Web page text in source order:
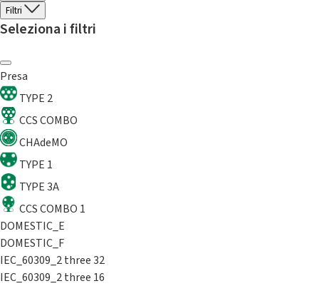
Filtri
Seleziona i filtri
Presa
TYPE 2
CCS COMBO
CHAdeMO
TYPE 1
TYPE 3A
CCS COMBO 1
DOMESTIC_E
DOMESTIC_F
IEC_60309_2 three 32
IEC_60309_2 three 16